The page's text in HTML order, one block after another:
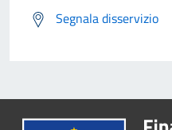
Segnala disservizio